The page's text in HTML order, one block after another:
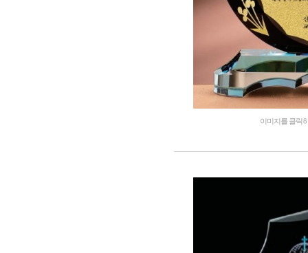
이미지를 클릭